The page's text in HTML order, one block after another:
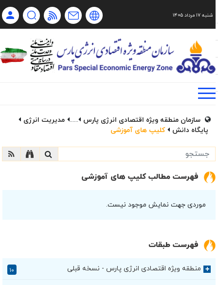
فا Ru Ch
شنبه ۱۷ مرداد ۱۴۰۵
سازمان منطقه ویژه اقتصادی انرژی پارس ......
مدیریت انرژی
پایگاه دانش
کلیپ های آموزشی
فهرست مطالب کلیپ های آموزشی
موردی جهت نمایش موجود نیست.
فهرست طبقات
+ منطقه ویژه اقتصادی انرژی پارس - نسخه قبلی ۱۰